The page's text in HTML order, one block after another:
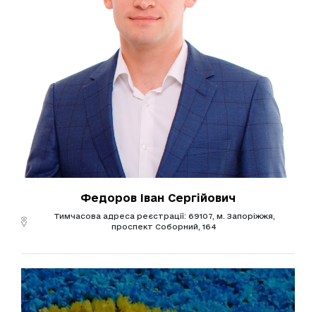
Федоров Іван Сергійович
Тимчасова адреса реєстрації: 69107, м. Запоріжжя,
проспект Соборний, 164